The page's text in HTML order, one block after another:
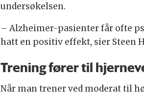
undersøkelsen.
– Alzheimer-pasienter får ofte
hatt en positiv effekt, sier Steen
Trening fører til
Når man trener ved moderat til